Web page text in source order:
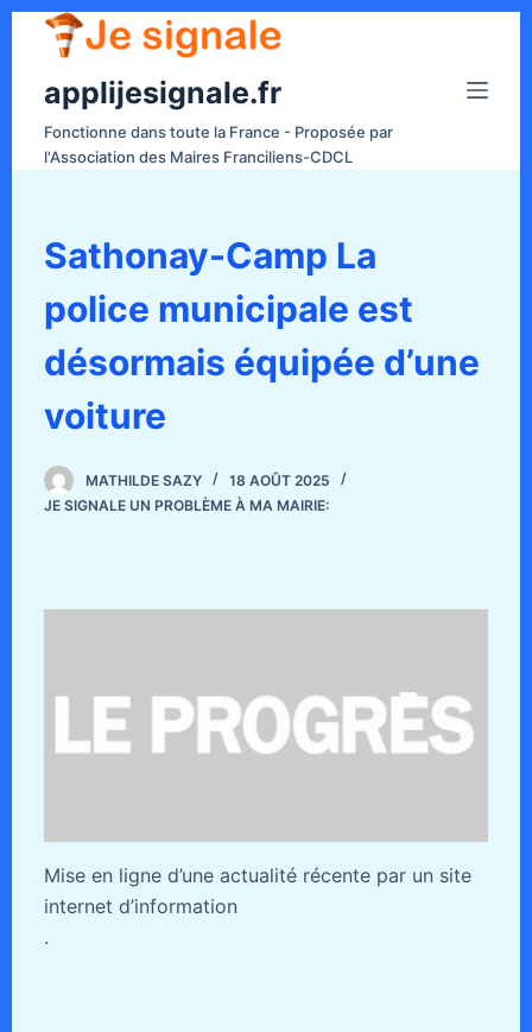
applijesignale.fr
Fonctionne dans toute la France - Proposée par
l'Association des Maires Franciliens-CDCL
Sathonay-Camp La
police municipale est
désormais équipée d’une
voiture
MATHILDE SAZY
18 AOÛT 2025
JE SIGNALE UN PROBLÈME À MA MAIRIE:
Mise en ligne d’une actualité récente par un site
internet d’information
.